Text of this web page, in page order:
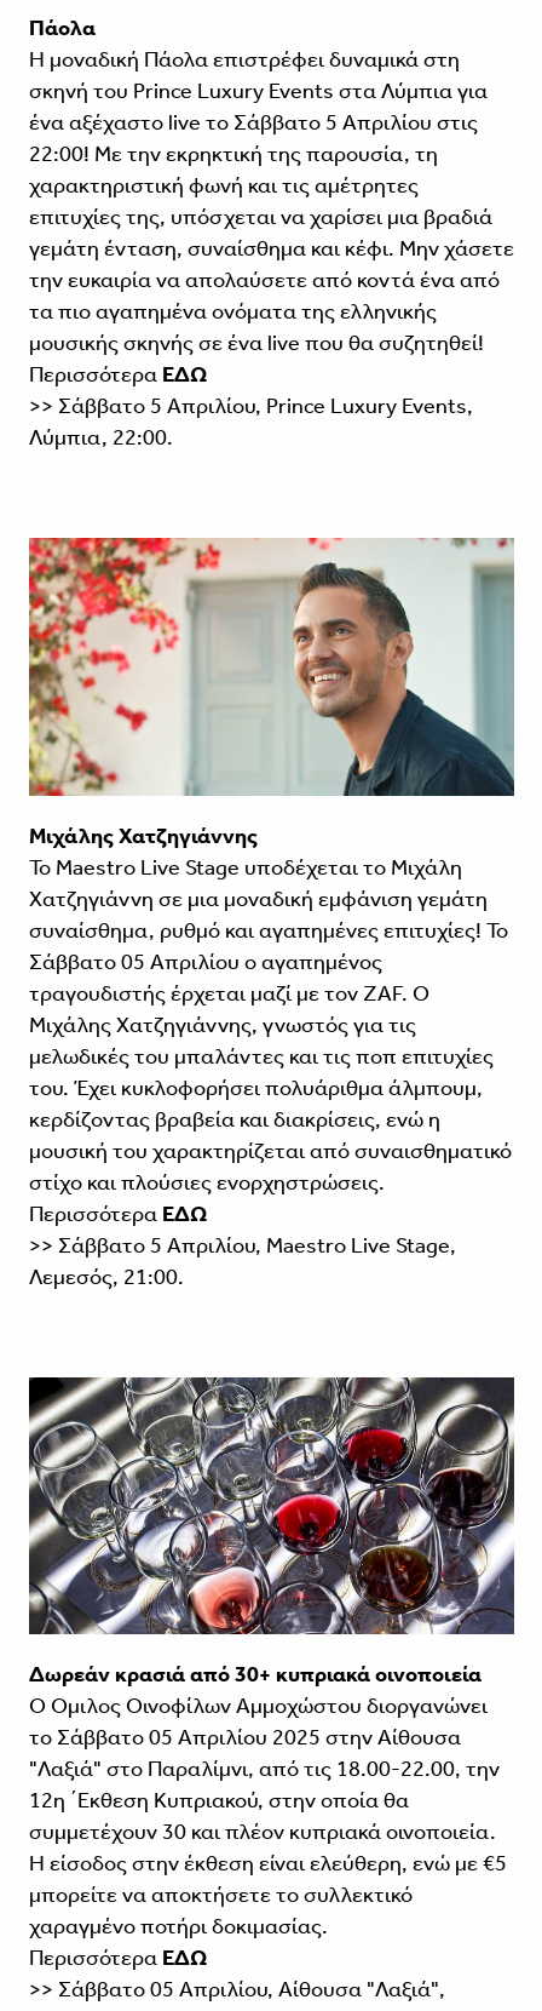
Πάολα
Η μοναδική Πάολα επιστρέφει δυναμικά στη
σκηνή του Prince Luxury Events στα Λύμπια για
ένα αξέχαστο live το Σάββατο 5 Απριλίου στις
22:00! Με την εκρηκτική της παρουσία, τη
χαρακτηριστική φωνή και τις αμέτρητες
επιτυχίες της, υπόσχεται να χαρίσει μια βραδιά
γεμάτη ένταση, συναίσθημα και κέφι. Μην χάσετε
την ευκαιρία να απολαύσετε από κοντά ένα από
τα πιο αγαπημένα ονόματα της ελληνικής
μουσικής σκηνής σε ένα live που θα συζητηθεί!
Περισσότερα ΕΔΩ
>> Σάββατο 5 Απριλίου, Prince Luxury Events,
Λύμπια, 22:00.
Μιχάλης Χατζηγιάννης
Το Maestro Live Stage υποδέχεται το Μιχάλη
Χατζηγιάννη σε μια μοναδική εμφάνιση γεμάτη
συναίσθημα, ρυθμό και αγαπημένες επιτυχίες! Το
Σάββατο 05 Απριλίου ο αγαπημένος
τραγουδιστής έρχεται μαζί με τον ZAF. Ο
Μιχάλης Χατζηγιάννης, γνωστός για τις
μελωδικές του μπαλάντες και τις ποπ επιτυχίες
του. Έχει κυκλοφορήσει πολυάριθμα άλμπουμ,
κερδίζοντας βραβεία και διακρίσεις, ενώ η
μουσική του χαρακτηρίζεται από συναισθηματικό
στίχο και πλούσιες ενορχηστρώσεις.
Περισσότερα ΕΔΩ
>> Σάββατο 5 Απριλίου, Maestro Live Stage,
Λεμεσός, 21:00.
Δωρεάν κρασιά από 30+ κυπριακά οινοποιεία
Ο Όμιλος Οινοφίλων Αμμοχώστου διοργανώνει
το Σάββατο 05 Απριλίου 2025 στην Αίθουσα
"Λαξιά" στο Παραλίμνι, από τις 18.00-22.00, την
12η ΄Εκθεση Κυπριακού, στην οποία θα
συμμετέχουν 30 και πλέον κυπριακά οινοποιεία.
Η είσοδος στην έκθεση είναι ελεύθερη, ενώ με €5
μπορείτε να αποκτήσετε το συλλεκτικό
χαραγμένο ποτήρι δοκιμασίας.
Περισσότερα ΕΔΩ
>> Σάββατο 05 Απριλίου, Αίθουσα "Λαξιά",